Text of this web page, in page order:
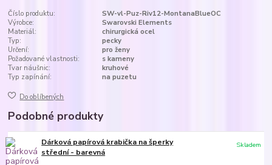
Číslo produktu:
SW-vl-Puz-Riv12-MontanaBlueOC
Výrobce:
Swarovski Elements
Materiál:
chirurgická ocel
Typ:
pecky
Určení:
pro ženy
Požadované vlastnosti:
s kameny
Tvar náušnic:
kruhové
Typ zapínání:
na puzetu
Do oblíbených
Podobné produkty
Dárková papírová krabička na šperky
střední - barevná
Skladem